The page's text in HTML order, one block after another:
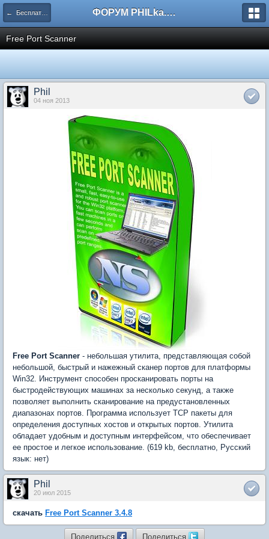
← Бесплатные программы ФОРУМ PHILka.RU
Free Port Scanner
Phil
04 ноя 2013
Free Port Scanner - небольшая утилита, представляющая собой
небольшой, быстрый и нажежный сканер портов для платформы
Win32. Инструмент способен просканировать порты на
быстродействующих машинах за несколько секунд, а также
позволяет выполнить сканирование на предустановленных
диапазонах портов. Программа использует TCP пакеты для
определения доступных хостов и открытых портов. Утилита
обладает удобным и доступным интерфейсом, что обеспечивает
ее простое и легкое использование. (619 kb, бесплатно, Русский
язык: нет)
Phil
20 июл 2015
скачать Free Port Scanner 3.4.8
Поделиться Поделиться